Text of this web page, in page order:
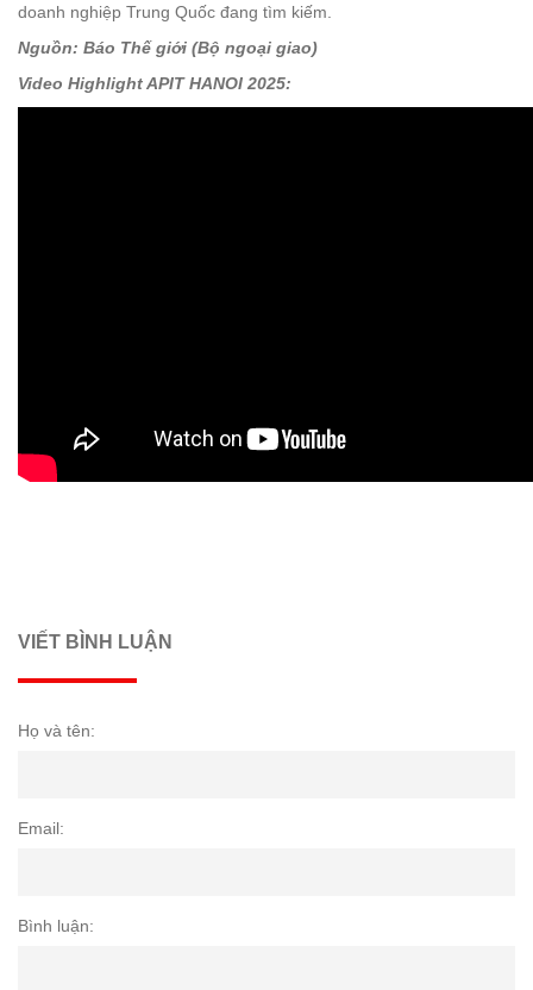
doanh nghiệp Trung Quốc đang tìm kiếm.
Nguồn: Báo Thế giới (Bộ ngoại giao)
Video Highlight APIT HANOI 2025:
VIẾT BÌNH LUẬN
Họ và tên:
Email:
Bình luận: